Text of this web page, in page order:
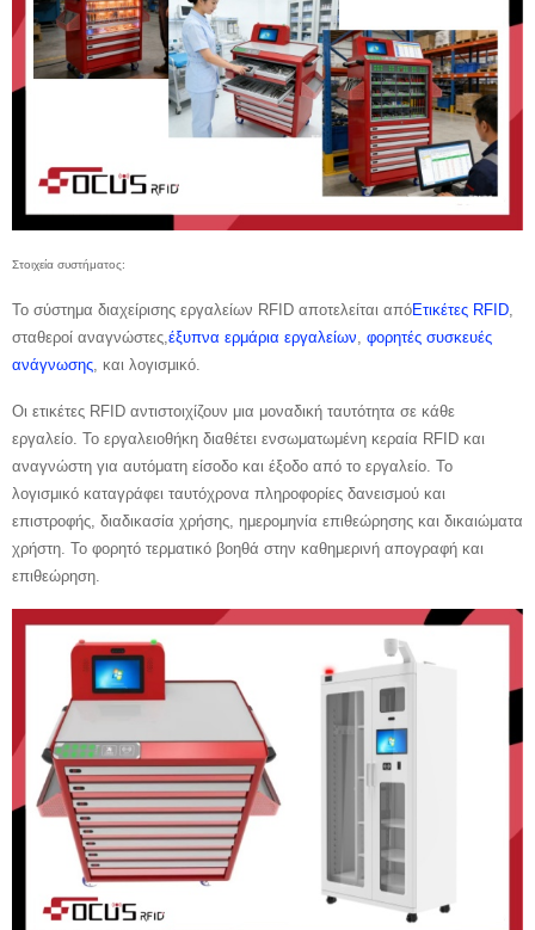
Στοιχεία συστήματος:
Το σύστημα διαχείρισης εργαλείων RFID αποτελείται απόΕτικέτες RFID,
σταθεροί αναγνώστες,έξυπνα ερμάρια εργαλείων, φορητές συσκευές
ανάγνωσης, και λογισμικό.
Οι ετικέτες RFID αντιστοιχίζουν μια μοναδική ταυτότητα σε κάθε
εργαλείο. Το εργαλειοθήκη διαθέτει ενσωματωμένη κεραία RFID και
αναγνώστη για αυτόματη είσοδο και έξοδο από το εργαλείο. Το
λογισμικό καταγράφει ταυτόχρονα πληροφορίες δανεισμού και
επιστροφής, διαδικασία χρήσης, ημερομηνία επιθεώρησης και δικαιώματα
χρήστη. Το φορητό τερματικό βοηθά στην καθημερινή απογραφή και
επιθεώρηση.